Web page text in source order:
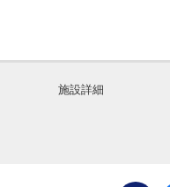
施設詳細